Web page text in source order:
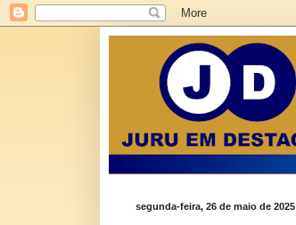
segunda-feira, 26 de maio de 2025